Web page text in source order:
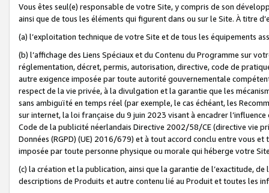
Vous êtes seul(e) responsable de votre Site, y compris de son
ainsi que de tous les éléments qui figurent dans ou sur le Site. À titre
(a) l’exploitation technique de votre Site et de tous les équipements
(b) l’affichage des Liens Spéciaux et du Contenu du Programme sur
réglementation, décret, permis, autorisation, directive, code de
autre exigence imposée par toute autorité gouvernementale
respect de la vie privée, à la divulgation et la garantie que les
sans ambiguïté en temps réel (par exemple, le cas échéant, les
sur internet, la loi française du 9 juin 2023 visant à encadrer
Code de la publicité néerlandais Directive 2002/58/CE (directive vie
Données (RGPD) (UE) 2016/679) et à tout accord conclu entre vous
imposée par toute personne physique ou morale qui héberge votre
(c) la création et la publication, ainsi que la garantie de l’exactitude,
descriptions de Produits et autre contenu lié au Produit et toutes les